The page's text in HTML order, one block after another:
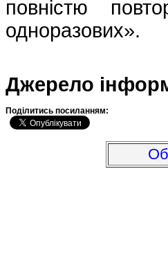
повністю
одноразових».
Джерело
Подiлитись посиланням: